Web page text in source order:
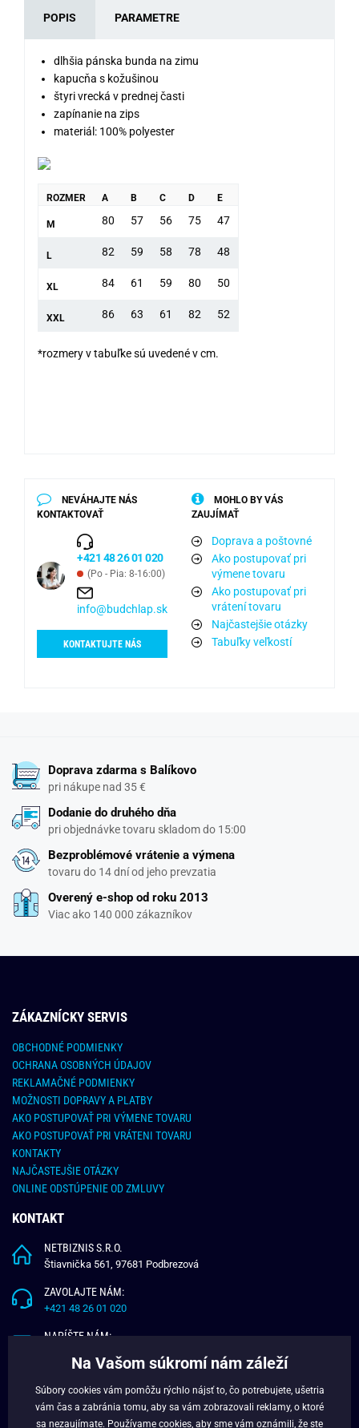
POPIS PARAMETRE
dlhšia pánska bunda na zimu
kapucňa s kožušinou
štyri vrecká v prednej časti
zapínanie na zips
materiál: 100% polyester
ROZMER A B C D E
M 80 57 56 75 47
L 82 59 58 78 48
XL 84 61 59 80 50
XXL 86 63 61 82 52
*rozmery v tabuľke sú uvedené v cm.
NEVÁHAJTE NÁS
KONTAKTOVAŤ
+421 48 26 01 020
(Po - Pia: 8-16:00)
info@budchlap.sk
KONTAKTUJTE NÁS
MOHLO BY VÁS
ZAUJÍMAŤ
Doprava a poštovné
Ako postupovať pri
výmene tovaru
Ako postupovať pri
vrátení tovaru
Najčastejšie otázky
Tabuľky veľkostí
Doprava zdarma s Balíkovo
pri nákupe nad 35 €
Dodanie do druhého dňa
pri objednávke tovaru skladom do 15:00
Bezproblémové vrátenie a výmena
tovaru do 14 dní od jeho prevzatia
Overený e-shop od roku 2013
Viac ako 140 000 zákazníkov
ZÁKAZNÍCKY SERVIS
OBCHODNÉ PODMIENKY
OCHRANA OSOBNÝCH ÚDAJOV
REKLAMAČNÉ PODMIENKY
MOŽNOSTI DOPRAVY A PLATBY
AKO POSTUPOVAŤ PRI VÝMENE TOVARU
AKO POSTUPOVAŤ PRI VRÁTENI TOVARU
KONTAKTY
NAJČASTEJŠIE OTÁZKY
ONLINE ODSTÚPENIE OD ZMLUVY
KONTAKT
NETBIZNIS S.R.O.
Štiavnička 561, 97681 Podbrezová
ZAVOLAJTE NÁM:
+421 48 26 01 020
NAPÍŠTE NÁM:
O NÁS
Na Vašom súkromí nám záleží
Súbory cookies vám pomôžu rýchlo nájsť to, čo potrebujete, ušetria
vám čas a zabránia tomu, aby sa vám zobrazovali reklamy, o ktoré
sa nezaujímate. Používame cookies , aby sme vám oznámili, že ste